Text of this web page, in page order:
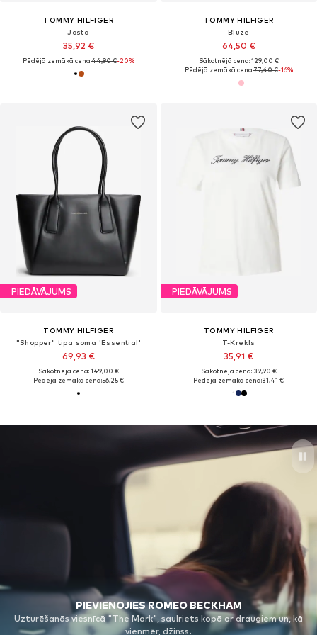
TOMMY HILFIGER
Josta
35,92 €
Pēdējā zemākā cena:44,90 €-20%
TOMMY HILFIGER
Blūze
64,50 €
Sākotnējā cena: 129,00 €
Pēdējā zemākā cena:77,40 €-16%
PIEDĀVĀJUMS
TOMMY HILFIGER
"Shopper" tipa soma 'Essential'
69,93 €
Sākotnējā cena: 149,00 €
Pēdējā zemākā cena:56,25 €
PIEDĀVĀJUMS
TOMMY HILFIGER
T-Krekls
35,91 €
Sākotnējā cena: 39,90 €
Pēdējā zemākā cena:31,41 €
PIEVIENOJIES ROMEO BECKHAM
Uzturēšanās viesnīcā "The Mark", saulriets kopā ar draugiem un, kā
vienmēr, džinss.